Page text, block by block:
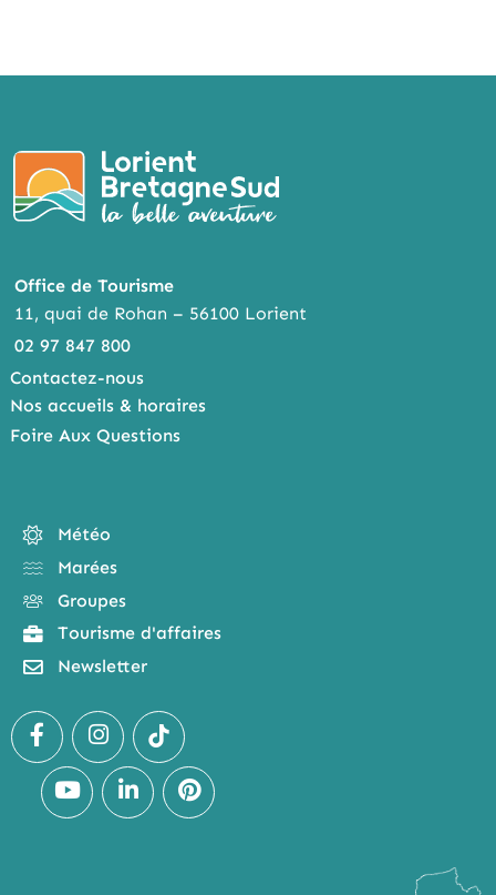
Office de Tourisme
11, quai de Rohan – 56100 Lorient
02 97 847 800
Contactez-nous
Nos accueils & horaires
Foire Aux Questions
Météo
Marées
Groupes
Tourisme d'affaires
Newsletter